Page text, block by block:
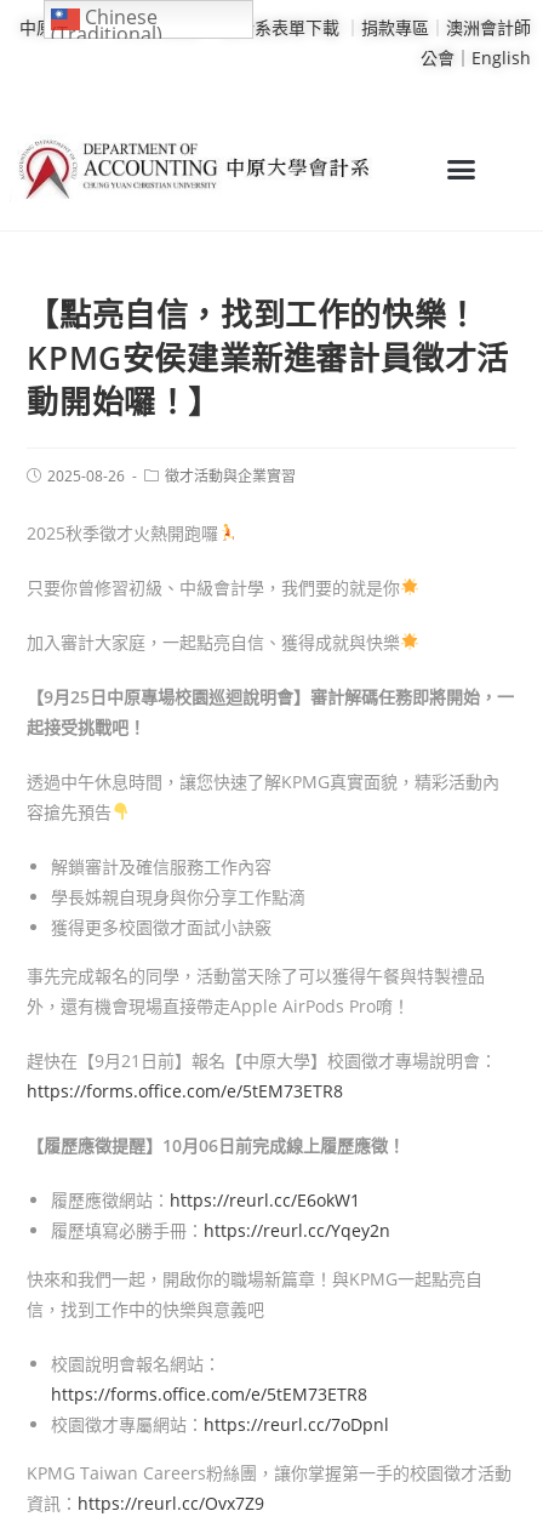
中原大學｜學校行事曆 會計系表單下載 ｜ 捐款專區 ｜ 澳洲會計師
公會｜ English
【點亮自信，找到工作的快樂！
KPMG安侯建業新進審計員徵才活
動開始囉！】
2025-08-26 徵才活動與企業實習
2025秋季徵才火熱開跑囉
只要你曾修習初級、中級會計學，我們要的就是你
加入審計大家庭，一起點亮自信、獲得成就與快樂
【9月25日中原專場校園巡迴說明會】審計解碼任務即將開始，一
起接受挑戰吧！
透過中午休息時間，讓您快速了解KPMG真實面貌，精彩活動內
容搶先預告
解鎖審計及確信服務工作內容
學長姊親自現身與你分享工作點滴
獲得更多校園徵才面試小訣竅
事先完成報名的同學，活動當天除了可以獲得午餐與特製禮品
外，還有機會現場直接帶走Apple AirPods Pro唷！
趕快在【9月21日前】報名【中原大學】校園徵才專場說明會：
https://forms.office.com/e/5tEM73ETR8
【履歷應徵提醒】10月06日前完成線上履歷應徵！
履歷應徵網站： https://reurl.cc/E6okW1
履歷填寫必勝手冊： https://reurl.cc/Yqey2n
快來和我們一起，開啟你的職場新篇章！與KPMG一起點亮自
信，找到工作中的快樂與意義吧
校園說明會報名網站：
https://forms.office.com/e/5tEM73ETR8
校園徵才專屬網站： https://reurl.cc/7oDpnl
KPMG Taiwan Careers粉絲團，讓你掌握第一手的校園徵才活動
資訊： https://reurl.cc/Ovx7Z9
Chinese
(Traditional)